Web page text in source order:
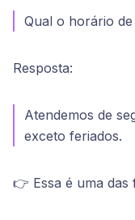
Qual o horário
Resposta:
Atendemos de
exceto feriados.
👉 Essa é uma das